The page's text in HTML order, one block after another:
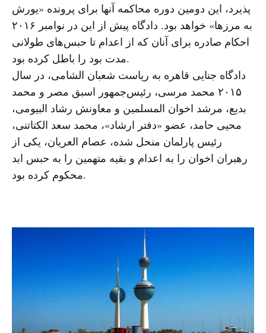
پذیرد، این دومین دوره محاکمه آنها برای پرونده «یورش
به مرزها» خواهد بود. دادگاه پیش از این در نوامبر ۲۰۱۶
احکام صادره برای آنان که از اعدام تا حبس‌های طولانی
مدت بود را باطل کرده بود.
دادگاه جنایی قاهره به ریاست شعبان الشامی، در سال
۲۰۱۵ محمد مرسی، رئیس‌جمهور اسبق مصر و محمد
بدیع، مرشد اخوان المسلمین و معاونش رشاد البیومی،
محیی حامد، عضو «دفتر ارشاد»، محمد سعد الکتاتنی،
رئیس پارلمان منحل شده، عصام العریان، یکی از
رهبران اخوان را به اعدام و بقیه متهمین را به حبس ابد
محکوم کرده بود.